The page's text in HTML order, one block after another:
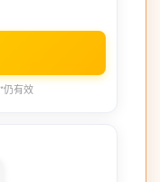
仍有效